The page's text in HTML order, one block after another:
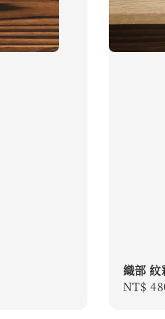
織部
NT$